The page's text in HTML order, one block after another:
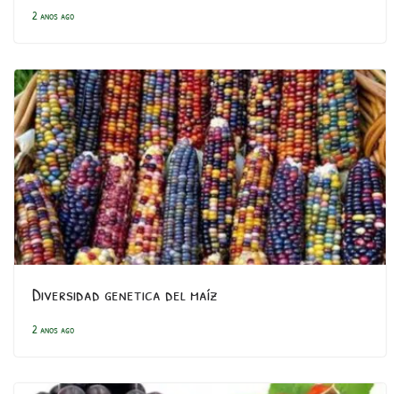
2 anos ago
Diversidad genetica del maíz
2 anos ago